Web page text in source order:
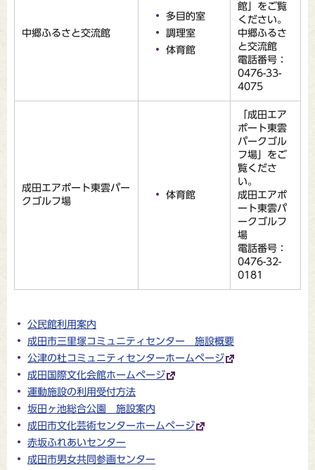
中郷ふるさと交流館
多目的室
調理室
体育館
館」をご覧
ください。
中郷ふるさ
と交流館
電話番号：
0476-33-
4075
成田エアポート東雲パー
クゴルフ場
体育館
「成田エア
ポート東雲
パークゴル
フ場」をご
覧くださ
い。
成田エアポ
ート東雲パ
ークゴルフ
場
電話番号：
0476-32-
0181
公民館利用案内
成田市三里塚コミュニティセンター 施設概要
公津の杜コミュニティセンターホームページ
成田国際文化会館ホームページ
運動施設の利用受付方法
坂田ヶ池総合公園 施設案内
成田市文化芸術センターホームページ
赤坂ふれあいセンター
成田市男女共同参画センター